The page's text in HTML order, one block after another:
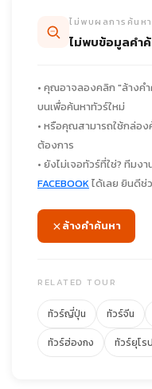
calendar_month
ไม่พบผลการค้นหา
ไม่พบข้อมูลคำ
• คุณอาจลองคลิก "ล้างค
บนเพื่อค้นหาทัวร์ใหม่
• หรือคุณสามารถใช้กล่อ
ต้องการ
• ยังไม่เจอทัวร์ที่ใช่? ทีมง
FACEBOOKได้เลย ยินดีช่
ล้างคำค้นหา
RELATED TOUR
ทัวร์ญี่ปุ่น ทัวร์จีน
ทัวร์ฮ่องกง
ทัวร์ยุโรป